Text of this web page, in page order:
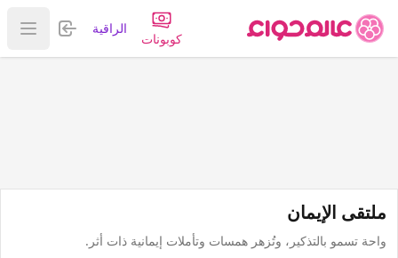
كوبونات
الراقية تسجيل
عرض
ملتقى الإيمان
واحة تسمو بالتذكير، وتُزهر همسات وتأملات إيمانية ذات أثر.